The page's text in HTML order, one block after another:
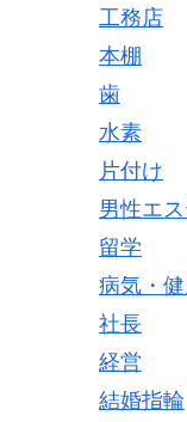
工務店
本棚
歯
水素
片付け
男性エ
留学
病気・
社長
経営
結婚指輪